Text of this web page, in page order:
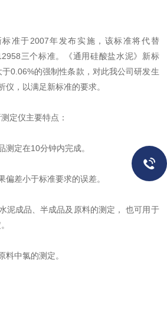
标准于2007年发布实施，该标准将代替
三个标准。《通用硅酸盐水泥》新标
0.06%的强制性条款，对此我公司研发生
仪，以满足新标准的要求。
定仪主要特点：
测定在10分钟内完成。
偏差小于标准要求的误差。
泥成品、半成品及原料的测定， 也可用于
料中氯的测定。